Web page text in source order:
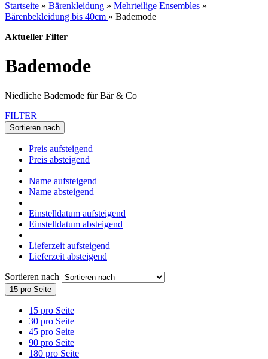
Startseite » Bärenkleidung » Mehrteilige Ensembles »
Bärenbekleidung bis 40cm » Bademode
Aktueller Filter
Bademode
Niedliche Bademode für Bär & Co
FILTER
Sortieren nach
Preis aufsteigend
Preis absteigend
Name aufsteigend
Name absteigend
Einstelldatum aufsteigend
Einstelldatum absteigend
Lieferzeit aufsteigend
Lieferzeit absteigend
Sortieren nach
15 pro Seite
15 pro Seite
30 pro Seite
45 pro Seite
90 pro Seite
180 pro Seite